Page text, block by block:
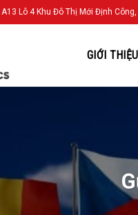
A13 Lô 4 Khu Đô Thị Mới Định
GIỚI THIỆU